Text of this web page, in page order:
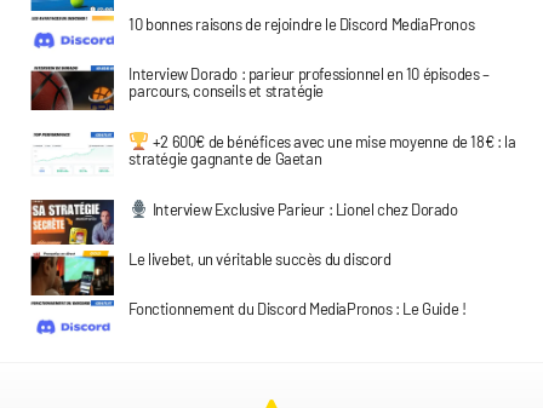
10 bonnes raisons de rejoindre le Discord MediaPronos
Interview Dorado : parieur professionnel en 10 épisodes –
parcours, conseils et stratégie
+2 600€ de bénéfices avec une mise moyenne de 18€ : la
stratégie gagnante de Gaetan
Interview Exclusive Parieur : Lionel chez Dorado
Le livebet, un véritable succès du discord
Fonctionnement du Discord MediaPronos : Le Guide !